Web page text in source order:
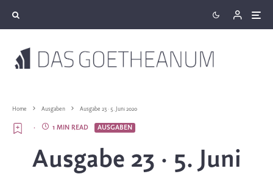
Home Ausgaben Ausgabe 23 · 5. Juni 2020
AUSGABEN
1 MIN READ
·
Ausgabe 23 · 5. Juni